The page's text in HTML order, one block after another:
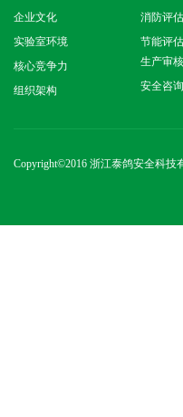
企业文化
实验室环境
核心竞争力
组织架构
消防评估
节能评
生产审核
安全咨询
Copyright©2016 浙江泰鸽安全科技